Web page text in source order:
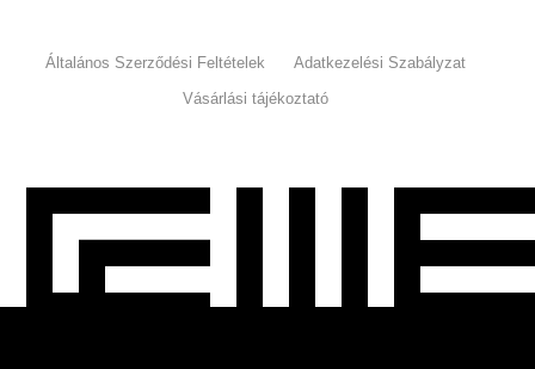
Általános Szerződési Feltételek
Adatkezelési Szabályzat
Vásárlási tájékoztató